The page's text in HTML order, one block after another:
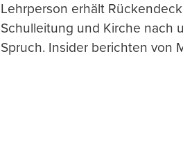
Lehrperson erhält
Schulleitung und Kirche nach
Spruch. Insider berichten von